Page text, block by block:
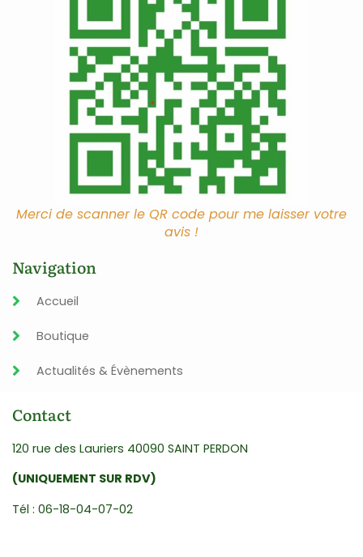
Merci de scanner le QR code pour me laisser votre
avis !
Navigation
Accueil
Boutique
Actualités & Évènements
Contact
120 rue des Lauriers 40090 SAINT PERDON
(UNIQUEMENT SUR RDV)
Tél : 06-18-04-07-02